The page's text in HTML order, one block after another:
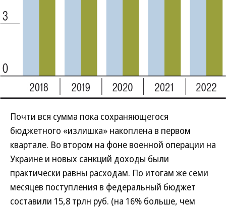
Почти вся сумма пока сохраняющегося
бюджетного «излишка» накоплена в первом
квартале. Во втором на фоне военной операции на
Украине и новых санкций доходы были
практически равны расходам. По итогам же семи
месяцев поступления в федеральный бюджет
составили 15,8 трлн руб. (на 16% больше, чем